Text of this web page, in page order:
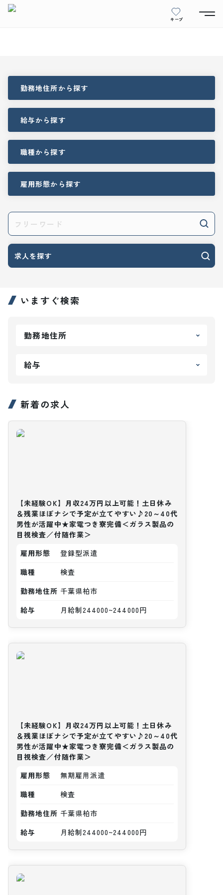
キープ
勤務地住所から探す
給与から探す
職種から探す
雇用形態から探す
求人を探す
いますぐ検索
勤務地住所
給与
新着の求人
【未経験OK】月収24万円以上可能！土日休み
＆残業ほぼナシで予定が立てやすい♪20～40代
男性が活躍中★家電つき寮完備＜ガラス製品の
目視検査／付随作業＞
雇用形態
登録型派遣
職種
検査
勤務地住所 千葉県柏市
給与
月給制244000~244000円
【未経験OK】月収24万円以上可能！土日休み
＆残業ほぼナシで予定が立てやすい♪20～40代
男性が活躍中★家電つき寮完備＜ガラス製品の
目視検査／付随作業＞
雇用形態
無期雇用派遣
職種
検査
勤務地住所 千葉県柏市
給与
月給制244000~244000円